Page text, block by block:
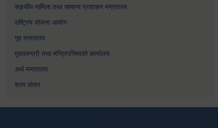
सङ्घीय मामिला तथा सामान्य प्रशासन मन्त्रालय
राष्ट्रिय योजना आयोग
गृह मन्त्रालय
मुख्यमन्त्री तथा मन्त्रिपरिषदको कार्यालय
अर्थ मन्त्रालय
श्रम संसार